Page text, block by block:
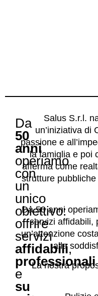
Da
50
anni
operiamo
con
un
unico
obiettivo:
offrire
servizi
affidabili,
professionali
e
su
Salus S.r.l.
un’iniziativa di
passione e
la famiglia e poi
afferma come
strutture
Da 50 anni
servizi affidabili,
un’attenzione
alla
La nostra